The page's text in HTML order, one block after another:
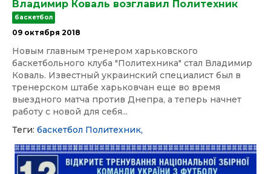
Владимир Коваль возглавил Политехник
баскетбол
09 октября 2018
Новым главным тренером харьковского
баскетбольного клуба "Политехника" стал Владимир
Коваль. Известный украинский специалист был в
тренерском штабе харьковчан еще во время
выездного матча против Днепра, а теперь начнет
работу с новой для себя...
Теги: баскетбол Политехник,